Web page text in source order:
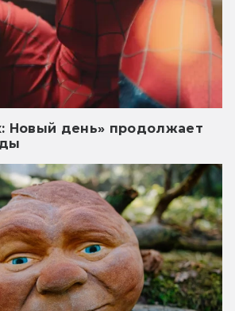
Новый день» продолжает